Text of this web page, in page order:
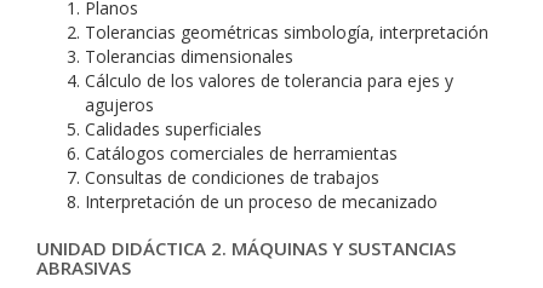
Planos
Tolerancias geométricas simbología, interpretación
Tolerancias dimensionales
Cálculo de los valores de tolerancia para ejes y
agujeros
Calidades superficiales
Catálogos comerciales de herramientas
Consultas de condiciones de trabajos
Interpretación de un proceso de mecanizado
UNIDAD DIDÁCTICA 2. MÁQUINAS Y SUSTANCIAS
ABRASIVAS